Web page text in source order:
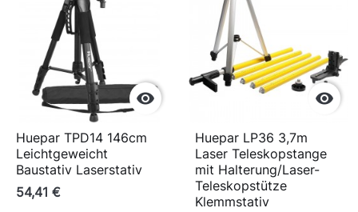

Huepar TPD14 146cm
Leichtgeweicht
Baustativ Laserstativ
54,41 €

Huepar LP36 3,7m
Laser Teleskopstange
mit Halterung/Laser-
Teleskopstütze
Klemmstativ